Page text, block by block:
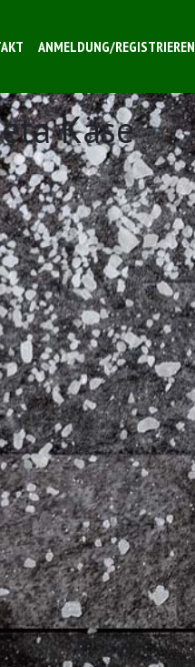
ANMELDUNG/REGISTRIEREN
Käse